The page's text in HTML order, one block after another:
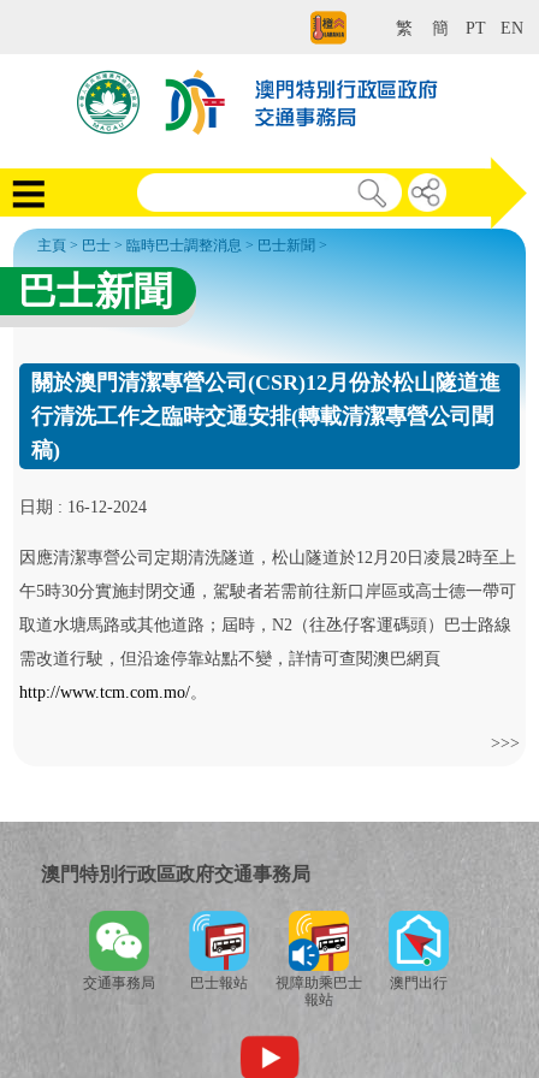
繁 簡 PT EN
主頁 > 巴士 > 臨時巴士調整消息 > 巴士新聞 >
巴士新聞
關於澳門清潔專營公司(CSR)12月份於松山隧道進
行清洗工作之臨時交通安排(轉載清潔專營公司聞
稿)
日期 : 16-12-2024
因應清潔專營公司定期清洗隧道，松山隧道於12月20日凌晨2時至上
午5時30分實施封閉交通，駕駛者若需前往新口岸區或高士德一帶可
取道水塘馬路或其他道路；屆時，N2（往氹仔客運碼頭）巴士路線
需改道行駛，但沿途停靠站點不變，詳情可查閱澳巴網頁
http://www.tcm.com.mo/。
>>>
澳門特別行政區政府交通事務局
交通事務局 巴士報站
視障助乘巴士
報站
澳門出行